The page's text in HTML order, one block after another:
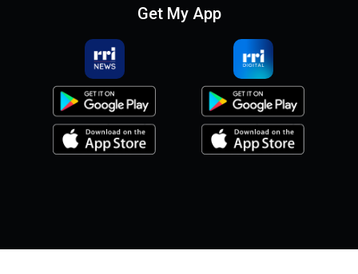
Get My App